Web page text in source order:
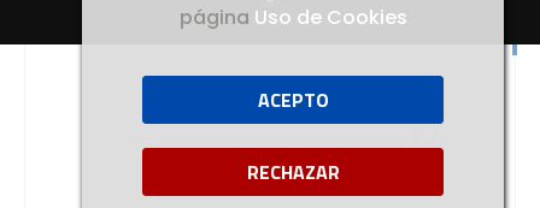
página Uso de Cookies
ACEPTO
RECHAZAR
//